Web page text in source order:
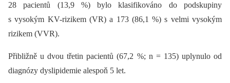
28 pacientů (13,9 %) bylo klasifikováno do podskupiny
s vysokým KV-rizikem (VR) a 173 (86,1 %) s velmi vysokým
rizikem (VVR).
Přibližně u dvou třetin pacientů (67,2 %; n = 135) uplynulo od
diagnózy dyslipidemie alespoň 5 let.